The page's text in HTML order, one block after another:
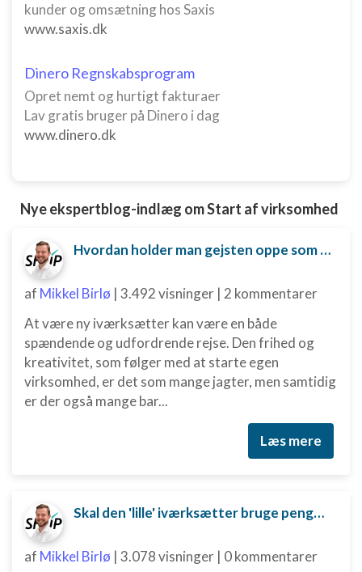
kunder og omsætning hos Saxis
www.saxis.dk
Dinero Regnskabsprogram
Opret nemt og hurtigt fakturaer
Lav gratis bruger på Dinero i dag
www.dinero.dk
Nye ekspertblog-indlæg om Start af virksomhed
Hvordan holder man gejsten oppe som ny iværksætter?
af Mikkel Birlø | 3.492 visninger | 2 kommentarer
At være ny iværksætter kan være en både
spændende og udfordrende rejse. Den frihed og
kreativitet, som følger med at starte egen
virksomhed, er det som mange jagter, men samtidig
er der også mange bar...
Læs mere
Skal den 'lille' iværksætter bruge penge på digital marketing?
af Mikkel Birlø | 3.078 visninger | 0 kommentarer